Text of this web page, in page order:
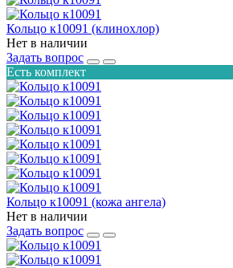
Кольцо к10091 (клинохлор)
Нет в наличии
Задать вопрос
Есть комплект
Кольцо к10091 (кожа ангела)
Нет в наличии
Задать вопрос